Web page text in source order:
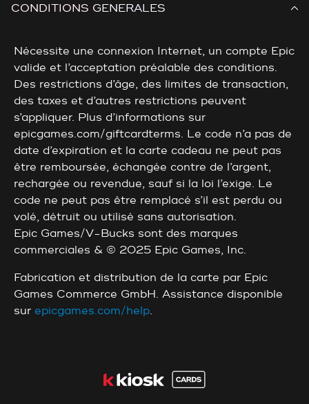
CONDITIONS GENERALES
Nécessite une connexion Internet, un compte Epic
valide et l’acceptation préalable des conditions.
Des restrictions d’âge, des limites de transaction,
des taxes et d’autres restrictions peuvent
s’appliquer. Plus d’informations sur
epicgames.com/giftcardterms. Le code n’a pas de
date d’expiration et la carte cadeau ne peut pas
être remboursée, échangée contre de l’argent,
rechargée ou revendue, sauf si la loi l’exige. Le
code ne peut pas être remplacé s’il est perdu ou
volé, détruit ou utilisé sans autorisation.
Epic Games/V-Bucks sont des marques
commerciales & © 2025 Epic Games, Inc.
Fabrication et distribution de la carte par Epic
Games Commerce GmbH. Assistance disponible
sur epicgames.com/help.